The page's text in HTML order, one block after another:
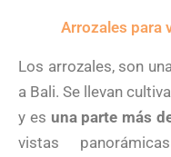
Arrozales para
Los arrozales, son
a Bali. Se llevan
y es una parte más
vistas